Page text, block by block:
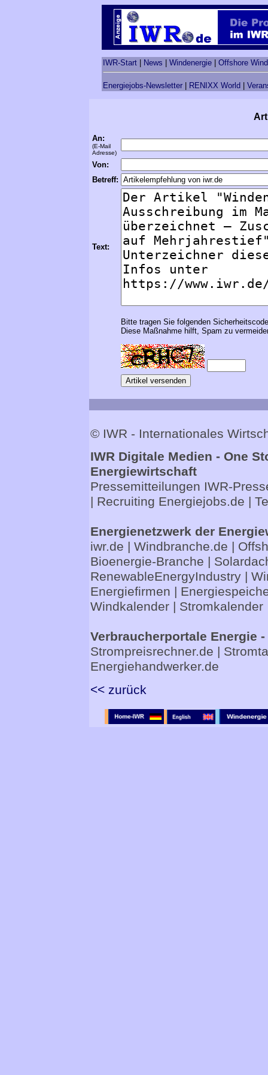
IWR-Start News Windenergie Offshore
Energiejobs-Newsletter RENIXX World
An:
(E-Mail
Adresse)
Von:
Betreff:
Text:
Bitte tragen Sie folgenden
Diese Maßnahme hilft, Spam zu
© IWR - Internationales
IWR Digitale Medien - One
Energiewirtschaft
Pressemitteilungen IWR-
| Recruiting Energiejobs.de |
Energienetzwerk der
iwr.de | Windbranche.de |
Bioenergie-Branche |
RenewableEnergyIndustry|
Energiefirmen |
Windkalender| Stromkalender
Verbraucherportale Energie
Strompreisrechner.de |
Energiehandwerker.de
<< zurück